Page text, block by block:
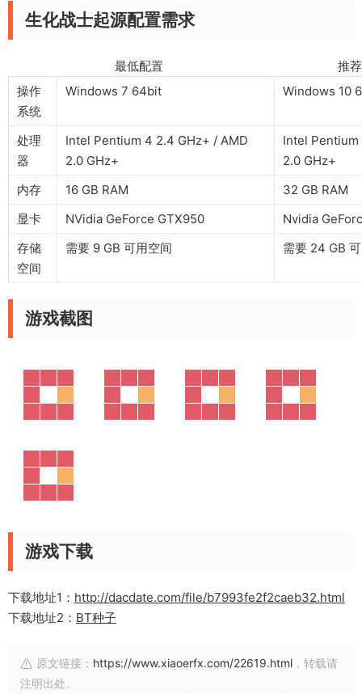
生化战士起源配置需求
最低配置 推荐配
操作
系统
Windows 7 64bit Windows 10
处理
器
Intel Pentium 4 2.4 GHz+ / AMD
2.0 GHz+
Intel
2.0 GHz+
内存
16 GB RAM
32 GB RAM
显卡
NVidia GeForce GTX950
Nvidia
存储
空间
需要 9 GB 可用空间 需要 24 GB
游戏截图
游戏下载
下载地址1： http://dacdate.com/file/b7993fe2f2caeb32.html
下载地址2： BT种子
原文链接： https://www.xiaoerfx.com/22619.html ，转载请
注明出处。